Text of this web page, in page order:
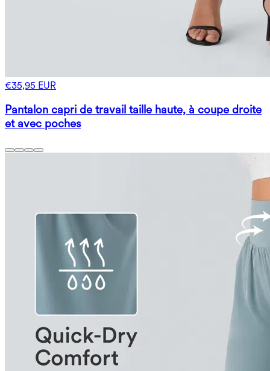
€35,95 EUR
Pantalon capri de travail taille haute, à coupe droite
et avec poches